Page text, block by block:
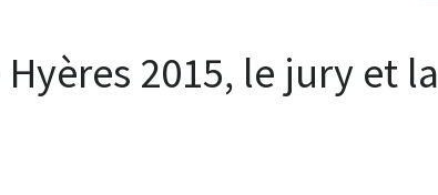
2015, le jury et la